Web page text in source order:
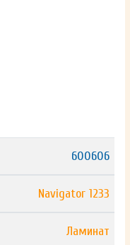
600606
Navigator 1233
Ламинат